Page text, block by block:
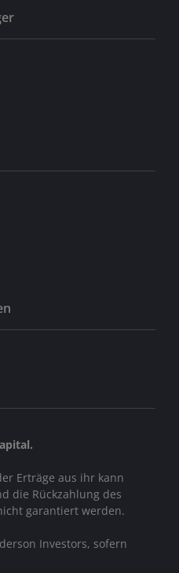
Erträge aus ihr kann
die Rückzahlung des
garantiert werden.
Investors, sofern